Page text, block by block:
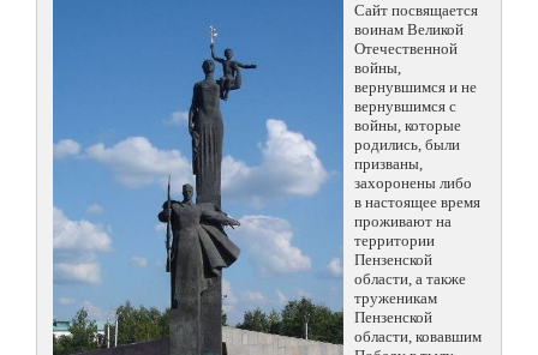
Сайт посвящается
воинам Великой
Отечественной
войны,
вернувшимся и не
вернувшимся с
войны, которые
родились, были
призваны,
захоронены либо
в настоящее время
проживают на
территории
Пензенской
области, а также
труженикам
Пензенской
области, ковавшим